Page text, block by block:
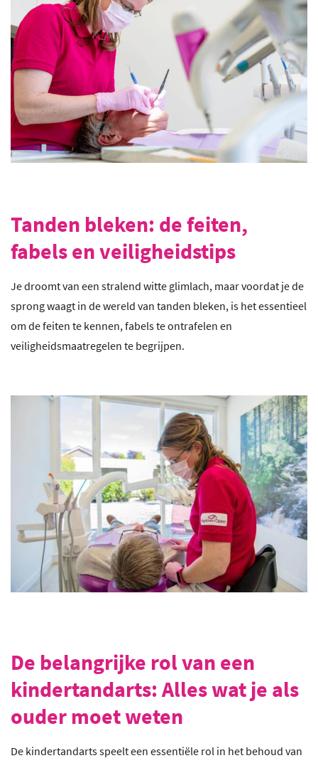
Tanden bleken: de feiten,
fabels en veiligheidstips
Je droomt van een stralend witte glimlach, maar voordat je de
sprong waagt in de wereld van tanden bleken, is het essentieel
om de feiten te kennen, fabels te ontrafelen en
veiligheidsmaatregelen te begrijpen.
De belangrijke rol van een
kindertandarts: Alles wat je als
ouder moet weten
De kindertandarts speelt een essentiële rol in het behoud van